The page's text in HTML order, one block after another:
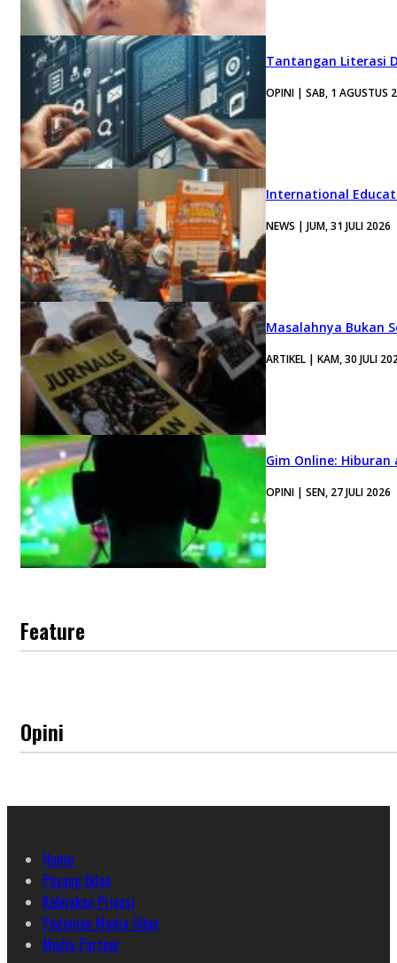
Tantangan Literasi
OPINI | SAB, 1 AGUSTUS
International
NEWS | JUM, 31 JULI 2026
Masalahnya Bukan
ARTIKEL | KAM, 30 JULI
Gim Online:
OPINI | SEN, 27 JULI 2026
Feature
Opini
Home
Pasang Iklan
Kebijakan Privasi
Pedoman Media Siber
Media Partner